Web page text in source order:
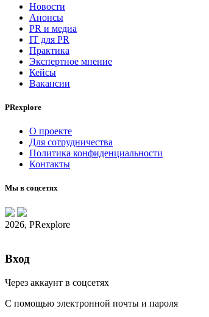
Новости
Анонсы
PR и медиа
IT для PR
Практика
Экспертное мнение
Кейсы
Вакансии
PRexplore
О проекте
Для сотрудничества
Политика конфиденциальности
Контакты
Мы в соцсетях
2026, PRexplore
Вход
Через аккаунт в соцсетях
С помощью электронной почты и пароля